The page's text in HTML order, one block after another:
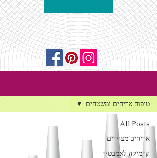
All Posts
אריחים מצוירים
קרמיקה לאמבטיה
טיפוח אריחים ומשטחים